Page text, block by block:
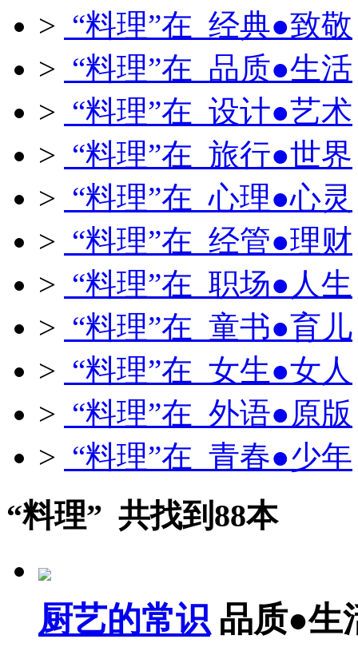
> “料理”在 经典●致敬
> “料理”在 品质●生活
> “料理”在 设计●艺术
> “料理”在 旅行●世界
> “料理”在 心理●心灵
> “料理”在 经管●理财
> “料理”在 职场●人生
> “料理”在 童书●育儿
> “料理”在 女生●女人
> “料理”在 外语●原版
> “料理”在 青春●少年
“料理” 共找到88本
厨艺的常识 品质●生